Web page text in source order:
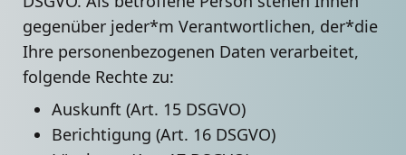
gegenüber jeder*m Verantwortlichen, der*die
Ihre personenbezogenen Daten verarbeitet,
folgende Rechte zu:
Auskunft (Art. 15 DSGVO)
Berichtigung (Art. 16 DSGVO)